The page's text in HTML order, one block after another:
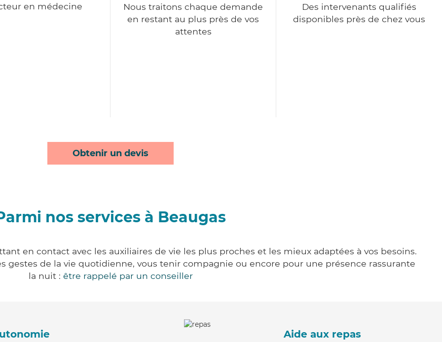
en médecine
Nous traitons chaque demande
en restant au plus près de vos
attentes
Des intervenants qualifiés
disponibles près de chez vous
Obtenir un devis
nos services à Beaugas
en contact avec les auxiliaires de vie les plus proches et les mieux adaptées à vos besoins.
gestes de la vie quotidienne, vous tenir compagnie ou encore pour une présence rassurante
la nuit : être rappelé par un conseiller
Aide aux repas